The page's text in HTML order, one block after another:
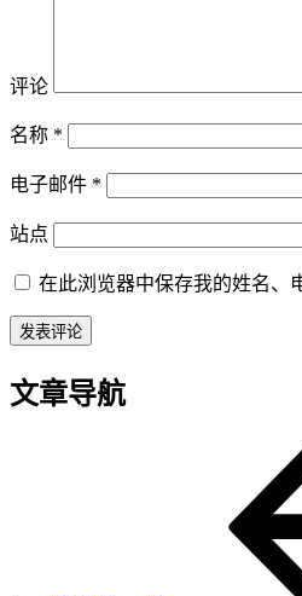
评论
名称 *
电子邮件 *
站点
在此浏览器中保存我的姓名、
文章导航